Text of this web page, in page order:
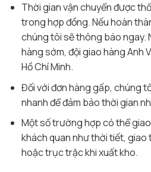
Thời gian vận chuyển được
trong hợp đồng. Nếu hoàn
chúng tôi sẽ thông báo ngay.
hàng sớm, đội giao hàng Anh
Hồ Chí Minh.
Đối với đơn hàng gấp, chúng
nhanh để đảm bảo thời gian
Một số trường hợp có thể
khách quan như thời tiết,
hoặc trục trặc khi xuất kho.